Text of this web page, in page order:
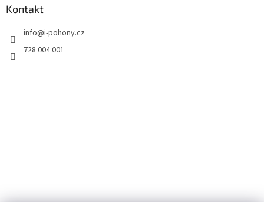
Kontakt
info@i-pohony.cz
728 004 001